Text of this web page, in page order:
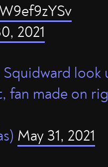
2021
look
fan made on
May 31, 2021